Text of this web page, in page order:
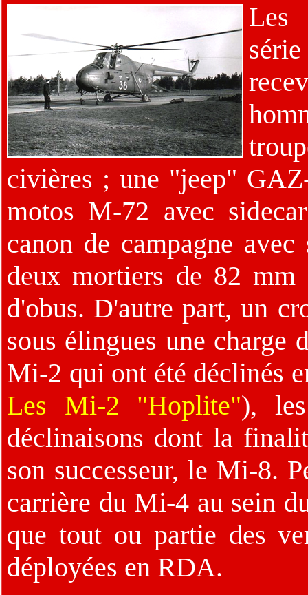
civières ; une "jeep"
motos M-72 avec
canon de campagne
deux mortiers de 82 mm
d'obus. D'autre part, un
sous élingues une
Mi-2 qui ont été déclinés
Les Mi-2 "Hoplite"),
déclinaisons dont la
son successeur, le Mi-8.
carrière du Mi-4 au sein
que tout ou partie des
déployées en RDA.